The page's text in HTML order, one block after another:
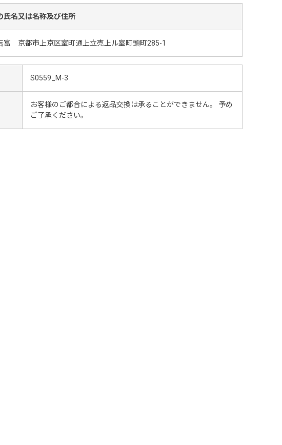
氏名又は名称及び住所
富 京都市上京区室町通上立売上ル室町頭町285-1
S0559_M-3
お客様のご都合による返品交換は承ることができません。 予め
ご了承ください。